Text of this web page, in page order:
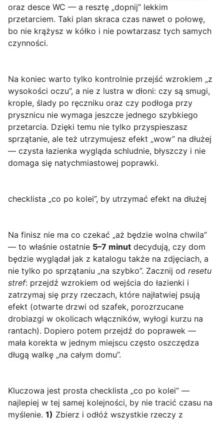
oraz desce WC — a resztę „dopnij” lekkim
przetarciem. Taki plan skraca czas nawet o połowę,
bo nie krążysz w kółko i nie powtarzasz tych samych
czynności.
Na koniec warto tylko kontrolnie przejść wzrokiem „z
wysokości oczu”, a nie z lustra w dłoni: czy są smugi,
krople, ślady po ręczniku oraz czy podłoga przy
prysznicu nie wymaga jeszcze jednego szybkiego
przetarcia. Dzięki temu nie tylko przyspieszasz
sprzątanie, ale też utrzymujesz efekt „wow” na dłużej
— czysta łazienka wygląda schludnie, błyszczy i nie
domaga się natychmiastowej poprawki.
checklista „co po kolei”, by utrzymać efekt na dłużej
Na finisz nie ma co czekać „aż będzie wolna chwila”
— to właśnie ostatnie 5–7 minut decydują, czy dom
będzie wyglądał jak z katalogu także na zdjęciach, a
nie tylko po sprzątaniu „na szybko”. Zacznij od resetu
stref: przejdź wzrokiem od wejścia do łazienki i
zatrzymaj się przy rzeczach, które najłatwiej psują
efekt (otwarte drzwi od szafek, porozrzucane
drobiazgi w okolicach włączników, wyłogi kurzu na
rantach). Dopiero potem przejdź do poprawek —
mała korekta w jednym miejscu często oszczędza
długą walkę „na całym domu”.
Kluczowa jest prosta checklista „co po kolei” —
najlepiej w tej samej kolejności, by nie tracić czasu na
myślenie. 1) Zbierz i odłóż wszystkie rzeczy z